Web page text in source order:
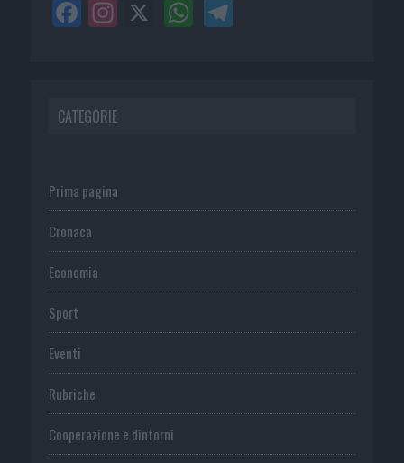
CATEGORIE
Prima pagina
Cronaca
Economia
Sport
Eventi
Rubriche
Cooperazione e dintorni